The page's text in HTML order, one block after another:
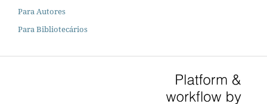
Para Autores
Para Bibliotecários